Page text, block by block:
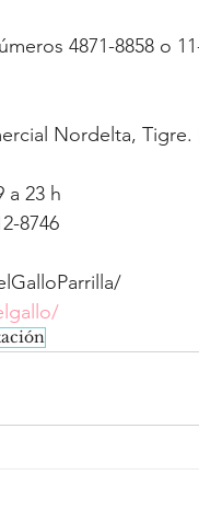
4871-8858 o
Nordelta, Tigre.
a 23 h
8746